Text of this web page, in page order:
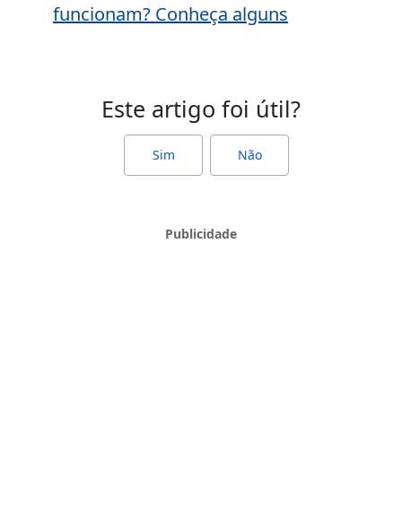
funcionam? Conheça alguns
Este artigo foi útil?
Sim Não